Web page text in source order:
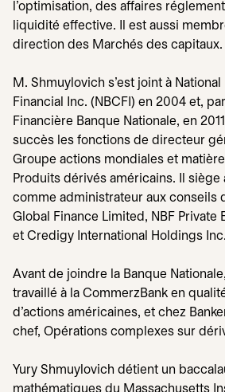
l’optimisation, des affaires
liquidité effective. Il est aussi
direction des Marchés des capitaux.
M. Shmuylovich s’est joint à National
Financial Inc. (NBCFI) en 2004 et,
Financière Banque Nationale, en
succès les fonctions de directeur
Groupe actions mondiales et
Produits dérivés américains. Il siège
comme administrateur aux conseils
Global Finance Limited, NBF Private
et Credigy International Holdings Inc.
Avant de joindre la Banque
travaillé à la CommerzBank en
d’actions américaines, et chez
chef, Opérations complexes sur
Yury Shmuylovich détient un
mathématiques du Massachusetts